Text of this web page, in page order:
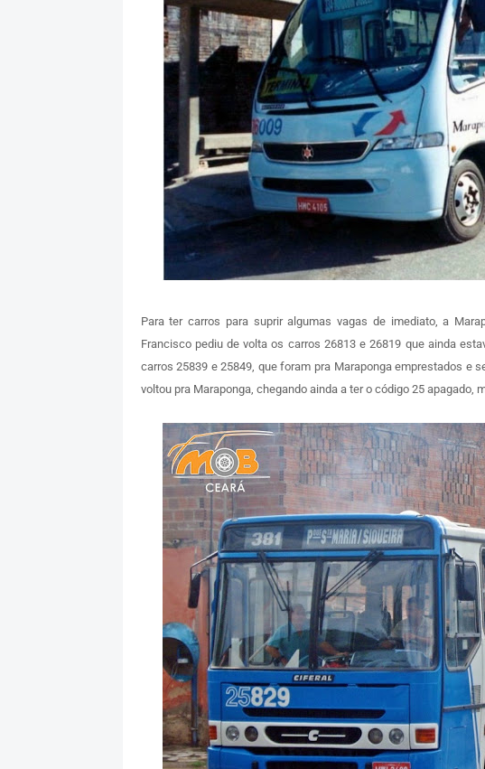
Para ter carros para suprir algumas vagas de imediato, a
Francisco pediu de volta os carros 26813 e 26819 que ainda
carros 25839 e 25849, que foram pra Maraponga emprestados e
voltou pra Maraponga, chegando ainda a ter o código 25 apagado,